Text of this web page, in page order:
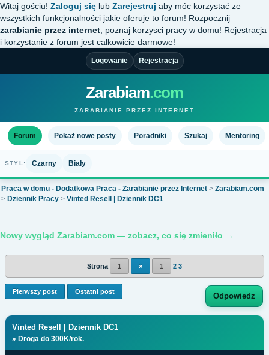
Witaj gościu! Zaloguj się lub Zarejestruj aby móc korzystać ze
wszystkich funkcjonalności jakie oferuje to forum! Rozpocznij
zarabianie przez internet , poznaj korzysci pracy w domu! Rejestracja
i korzystanie z forum jest całkowicie darmowe!
Logowanie Rejestracja
Zarabiam.com
ZARABIANIE PRZEZ INTERNET
Forum Pokaż nowe posty Poradniki Szukaj Mentoring
STYL: Czarny Biały
Praca w domu - Dodatkowa Praca - Zarabianie przez Internet > Zarabiam.com
> Dziennik Pracy > Vinted Resell | Dziennik DC1
Nowy wygląd Zarabiam.com — zobacz, co się zmieniło →
Strona 1 » 1 2 3
Pierwszy post Ostatni post Odpowiedz
Vinted Resell | Dziennik DC1
» Droga do 300K/rok.